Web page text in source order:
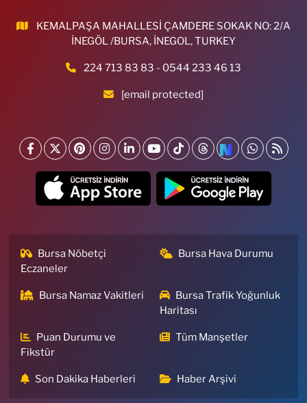
KEMALPAŞA MAHALLESİ ÇAMDERE SOKAK NO: 2/A
İNEGÖL /BURSA, İNEGOL, TURKEY
224 713 83 83 - 0544 233 46 13
[email protected]
Bursa Nöbetçi
Eczaneler
Bursa Hava Durumu
Bursa Namaz Vakitleri
Bursa Trafik Yoğunluk
Haritası
Puan Durumu ve
Fikstür
Tüm Manşetler
Son Dakika Haberleri Haber Arşivi